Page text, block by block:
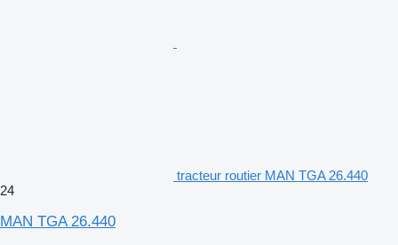
tracteur routier MAN TGA 26.440
24
MAN TGA 26.440